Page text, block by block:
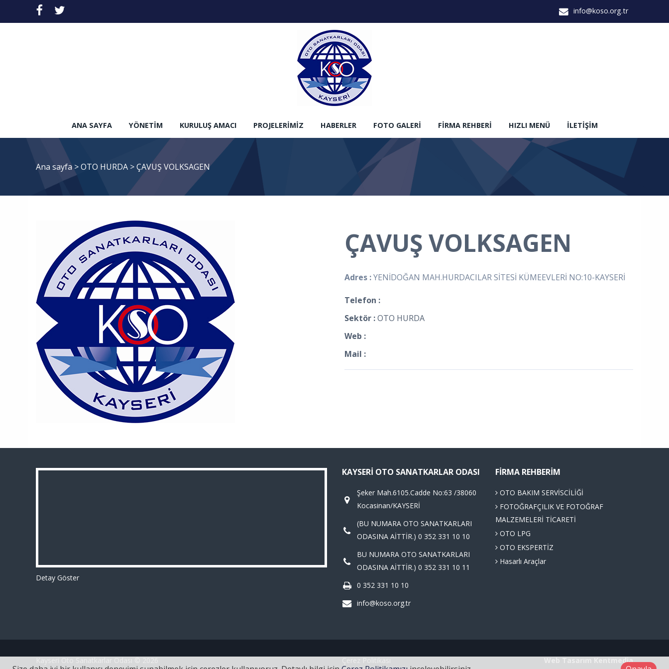
info@koso.org.tr
ANA SAYFA YÖNETIM KURULUŞ AMACI PROJELERIMIZ HABERLER FOTO GALERI FIRMA REHBERI HIZLI MENÜ İLETIŞIM
Ana sayfa >OTO HURDA >ÇAVUŞ VOLKSAGEN
ÇAVUŞ VOLKSAGEN
Adres :YENİDOĞAN MAH.HURDACILAR SİTESİ KÜMEEVLERİ NO:10-KAYSERİ
Telefon :
Sektör :OTO HURDA
Web :
Mail :
Detay Göster
KAYSERI OTO SANATKARLAR ODASI
Şeker Mah.6105.Cadde No:63 /38060
Kocasinan/KAYSERİ
(BU NUMARA OTO SANATKARLARI
ODASINA AİTTİR.) 0 352 331 10 10
BU NUMARA OTO SANATKARLARI
ODASINA AİTTİR.) 0 352 331 10 11
0 352 331 10 10
info@koso.org.tr
FIRMA REHBERIM
OTO BAKIM SERVİSCİLİĞİ
FOTOĞRAFÇILIK VE FOTOĞRAF
MALZEMELERİ TİCARETİ
OTO LPG
OTO EKSPERTİZ
Hasarlı Araçlar
Kentmedia